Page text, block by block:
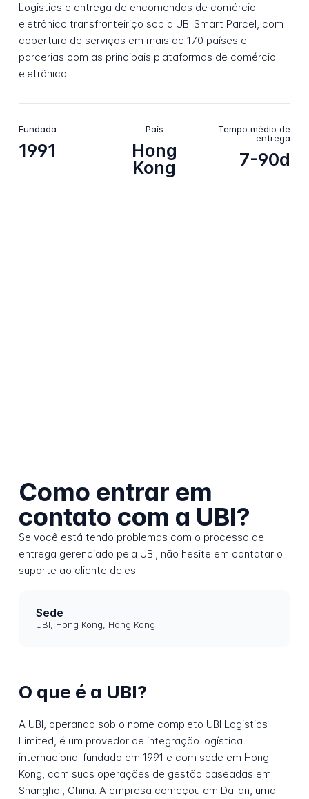
Logistics e entrega de encomendas de comércio
eletrônico transfronteiriço sob a UBI Smart Parcel, com
cobertura de serviços em mais de 170 países e
parcerias com as principais plataformas de comércio
eletrônico.
Fundada
1991
País
Hong
Kong
Tempo médio de
entrega
7-90d
Como entrar em
contato com a UBI?
Se você está tendo problemas com o processo de
entrega gerenciado pela UBI, não hesite em contatar o
suporte ao cliente deles.
Sede
UBI, Hong Kong, Hong Kong
O que é a UBI?
A UBI, operando sob o nome completo UBI Logistics
Limited, é um provedor de integração logística
internacional fundado em 1991 e com sede em Hong
Kong, com suas operações de gestão baseadas em
Shanghai, China. A empresa começou em Dalian, uma